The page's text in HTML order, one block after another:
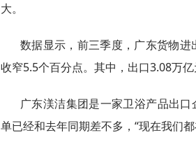
大。
数据显示，前三季度，广东货物
收窄5.5个百分点。其中，出口3.08万
广东渼洁集团是一家卫浴产品出
单已经和去年同期差不多，“现在我们